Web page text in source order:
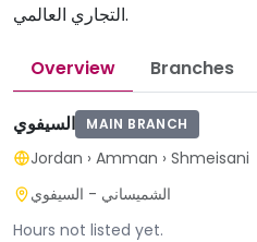
التجاري العالمي.
Overview Branches
السيفوي MAIN BRANCH
Jordan › Amman › Shmeisani
الشميساني - السيفوي
Hours not listed yet.